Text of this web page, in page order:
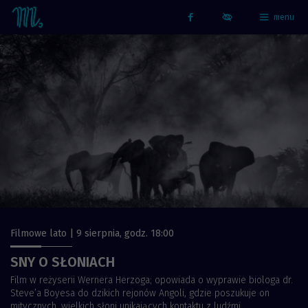
Strona główna - Kino Marzenie Facebook
menu
Filmowe lato | 9 sierpnia, godz. 18:00
SNY O SŁONIACH
Film w reżyserii Wernera Herzoga; opowiada o wyprawie biologa dr.
Steve’a Boyesa do dzikich rejonów Angoli, gdzie poszukuje on